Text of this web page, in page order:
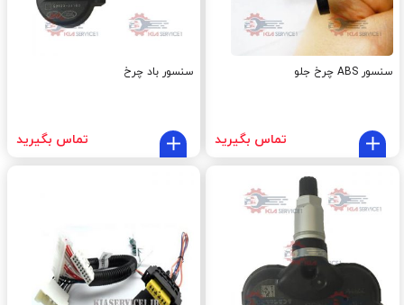
سنسور ABS چرخ جلو
تماس بگیرید
سنسور باد چرخ
تماس بگیرید